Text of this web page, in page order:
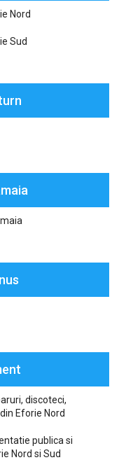
Nord
Sud
discoteci,
Eforie Nord
publica si
Nord si Sud